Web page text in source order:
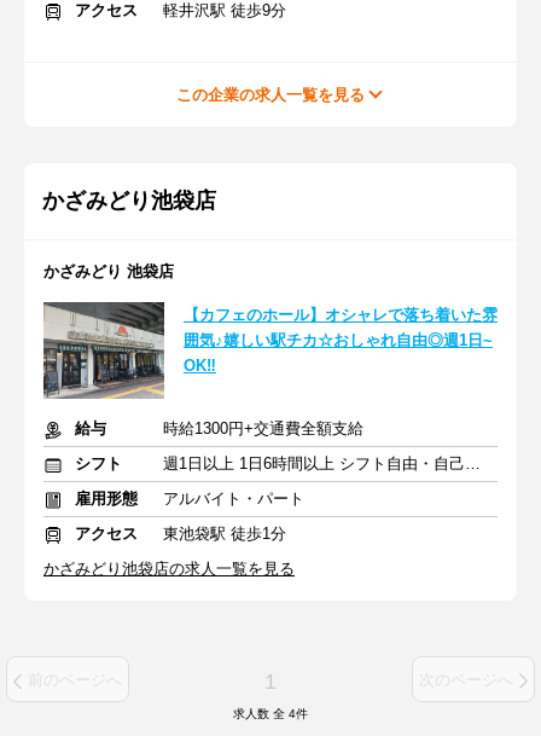
アクセス
軽井沢駅 徒歩9分
この企業の求人一覧を見る
かざみどり池袋店
かざみどり 池袋店
【カフェのホール】オシャレで落ち着いた雰
囲気♪嬉しい駅チカ☆おしゃれ自由◎週1日~
OK‼
給与
時給1300円+交通費全額支給
シフト
週1日以上 1日6時間以上 シフト自由・自己申告
雇用形態
アルバイト・パート
アクセス
東池袋駅 徒歩1分
かざみどり池袋店の求人一覧を見る
前のページへ 1 次のページへ
求人数 全 4件